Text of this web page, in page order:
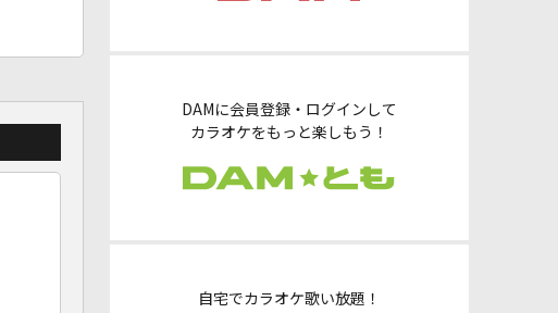
DAMに会員登録・ログインして
カラオケをもっと楽しもう！
自宅でカラオケ歌い放題！